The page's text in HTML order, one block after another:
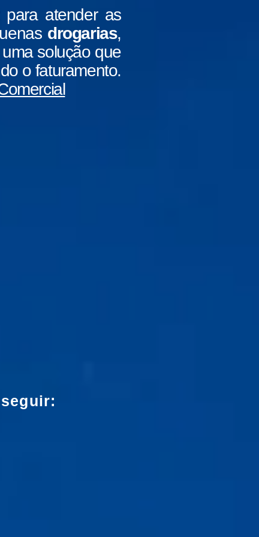
atender as
drogarias,
solução que
o faturamento.